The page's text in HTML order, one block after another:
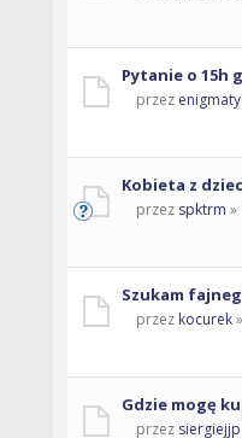
Pytanie o 15h
przez
Kobieta z
przez spktrm »
Szukam
przez kocurek
Gdzie mogę
przez siergiejjp